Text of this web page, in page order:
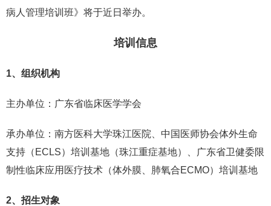
病人管理培训班》将于近日举办。
培训信息
1、组织机构
主办单位：广东省临床医学学会
承办单位：南方医科大学珠江医院、中国医师协会体外生命
支持（ECLS）培训基地（珠江重症基地）、广东省卫健委限
制性临床应用医疗技术（体外膜、肺氧合ECMO）培训基地
2、招生对象